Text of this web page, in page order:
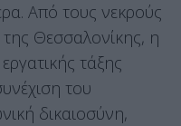
Από τους νεκρούς
Θεσσαλονίκης, η
τάξης
του
δικαιοσύνη,